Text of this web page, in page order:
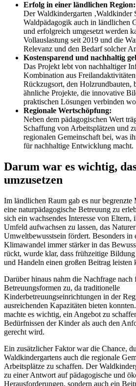
Erfolg in einer ländlichen Region:
Der Waldkindergarten ‚Waldkinder
Waldpädagogik auch in ländlichen
und erfolgreich umgesetzt werden
Vollauslastung seit 2019 und die
Relevanz und den Bedarf solcher
Kostensparend und nachhaltig
Das Projekt lebt von nachhaltiger
Kombination aus
Rückzugsort, den Holzrundbauten,
ähnliche Projekte, die innovative
praktischen Lösungen verbinden
Regionale Wertschöpfung:
Neben dem pädagogischen Wert
Schaffung von Arbeitsplätzen und
regionalen Gemeinschaft bei, was
für nachhaltige Entwicklung macht.
Darum war es wichtig,
umzusetzen
Im ländlichen Raum gab es nur
eine naturpädagogische Betreuung zu
sich ein wachsendes Interesse von
Umfeld aufwachsen zu lassen, das
Umweltbewusstsein fördert. Besonders in
Klimawandel immer stärker in das
rückt, wurde klar, dass frühzeitige
und Handeln einen großen Beitrag leisten
Darüber hinaus nahm die Nachfrage
Betreuungsformen zu, da traditionelle
Kinderbetreuungseinrichtungen in der
ausreichenden Kapazitäten bieten
machte es wichtig, ein Angebot zu
Bedürfnissen der Kinder als auch den
gerecht wird.
Ein zusätzlicher Faktor war die Chance,
Waldkindergartens auch die regionale
Arbeitsplätze zu schaffen. Der
zu einer Antwort auf pädagogische und
Herausforderungen, sondern auch ein